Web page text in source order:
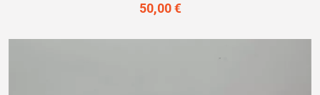
50,00 €